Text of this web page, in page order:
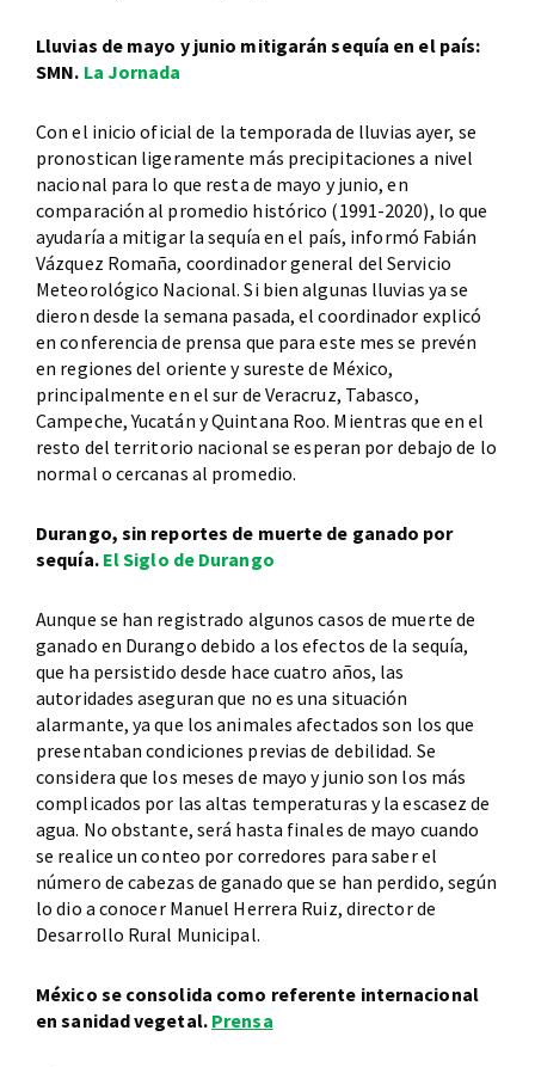
Lluvias de mayo y junio mitigarán sequía en el país:
SMN. La Jornada
Con el inicio oficial de la temporada de lluvias ayer, se
pronostican ligeramente más precipitaciones a nivel
nacional para lo que resta de mayo y junio, en
comparación al promedio histórico (1991-2020), lo que
ayudaría a mitigar la sequía en el país, informó Fabián
Vázquez Romaña, coordinador general del Servicio
Meteorológico Nacional. Si bien algunas lluvias ya se
dieron desde la semana pasada, el coordinador explicó
en conferencia de prensa que para este mes se prevén
en regiones del oriente y sureste de México,
principalmente en el sur de Veracruz, Tabasco,
Campeche, Yucatán y Quintana Roo. Mientras que en el
resto del territorio nacional se esperan por debajo de lo
normal o cercanas al promedio.
Durango, sin reportes de muerte de ganado por
sequía. El Siglo de Durango
Aunque se han registrado algunos casos de muerte de
ganado en Durango debido a los efectos de la sequía,
que ha persistido desde hace cuatro años, las
autoridades aseguran que no es una situación
alarmante, ya que los animales afectados son los que
presentaban condiciones previas de debilidad. Se
considera que los meses de mayo y junio son los más
complicados por las altas temperaturas y la escasez de
agua. No obstante, será hasta finales de mayo cuando
se realice un conteo por corredores para saber el
número de cabezas de ganado que se han perdido, según
lo dio a conocer Manuel Herrera Ruiz, director de
Desarrollo Rural Municipal.
México se consolida como referente internacional
en sanidad vegetal. Prensa